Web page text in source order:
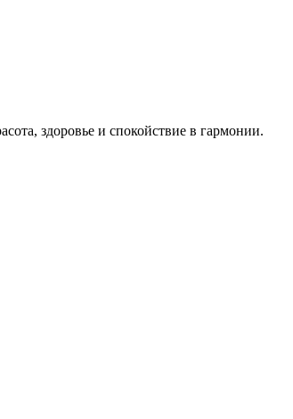
здоровье и спокойствие в гармонии.